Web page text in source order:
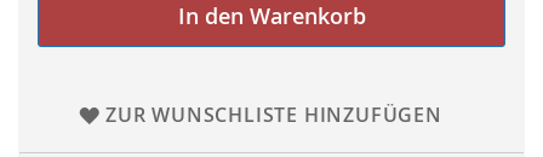
In den Warenkorb
ZUR WUNSCHLISTE HINZUFÜGEN